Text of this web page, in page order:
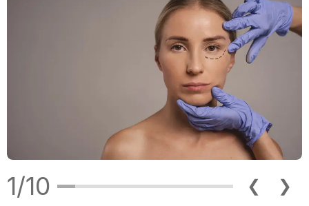
1/10 ❮ ❯